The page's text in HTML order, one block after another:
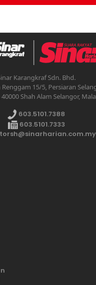
Karangkraf Sdn. Bhd.
Renggam 15/5, Persiaran
40000 Shah Alam Selangor,
603.5101.7388
603.5101.7333